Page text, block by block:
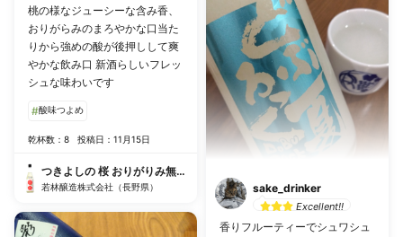
桃の様なジューシーな含み香、
おりがらみのまろやかな口当た
りから強めの酸が後押しして爽
やかな飲み口 新酒らしいフレッ
シュな味わいです
#酸味つよめ
乾杯数：8 投稿日：11月15日
つきよしの 桜 おりがりみ無濾過生原酒
若林醸造株式会社（長野県） sake_drinker
Excellent!!
香りフルーティーでシュワシュ